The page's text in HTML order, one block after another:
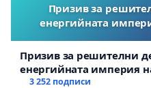
Призив за
енергийната
Призив за решителни
енергийната империя
3 252 подписи